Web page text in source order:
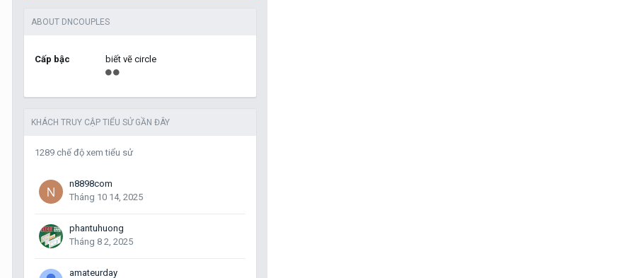
ABOUT DNCOUPLES
Cấp bậc biết vẽ circle
KHÁCH TRUY CẬP TIỂU SỬ GẦN ĐÂY
1289 chế độ xem tiểu sử
n8898com
Tháng 10 14, 2025
phantuhuong
Tháng 8 2, 2025
amateurday